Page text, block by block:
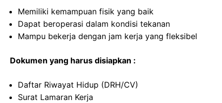
Memiliki kemampuan fisik yang baik
Dapat beroperasi dalam kondisi tekanan
Mampu bekerja dengan jam kerja yang fleksibel
Dokumen yang harus disiapkan :
Daftar Riwayat Hidup (DRH/CV)
Surat Lamaran Kerja